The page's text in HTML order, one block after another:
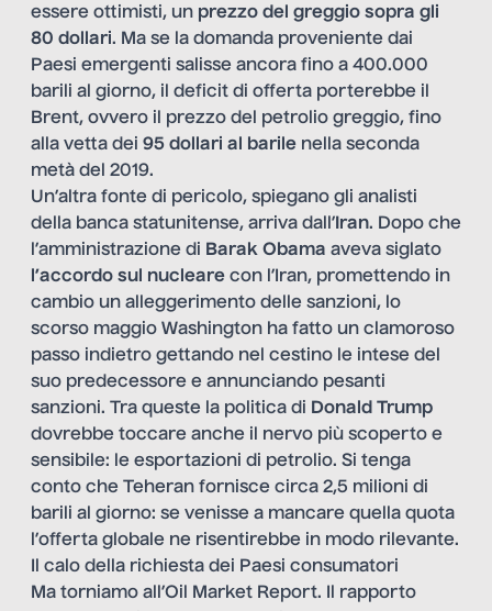
essere ottimisti, un prezzo del greggio sopra gli
80 dollari. Ma se la domanda proveniente dai
Paesi emergenti salisse ancora fino a 400.000
barili al giorno, il deficit di offerta porterebbe il
Brent, ovvero il prezzo del petrolio greggio, fino
alla vetta dei 95 dollari al barile nella seconda
metà del 2019.
Un’altra fonte di pericolo, spiegano gli analisti
della banca statunitense, arriva dall’ Iran. Dopo che
l’amministrazione di Barak Obama aveva siglato
l’accordo sul nucleare con l’Iran, promettendo in
cambio un alleggerimento delle sanzioni, lo
scorso maggio Washington ha fatto un clamoroso
passo indietro gettando nel cestino le intese del
suo predecessore e annunciando pesanti
sanzioni. Tra queste la politica di Donald Trump
dovrebbe toccare anche il nervo più scoperto e
sensibile: le esportazioni di petrolio. Si tenga
conto che Teheran fornisce circa 2,5 milioni di
barili al giorno: se venisse a mancare quella quota
l’offerta globale ne risentirebbe in modo rilevante.
Il calo della richiesta dei Paesi consumatori
Ma torniamo all’Oil Market Report. Il rapporto